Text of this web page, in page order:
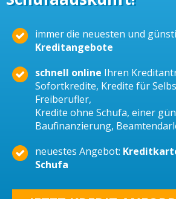
immer die neuesten und
Kreditangebote
schnell online Ihren
Sofortkredite, Kredite für
Freiberufler,
Kredite ohne Schufa, einer
Baufinanzierung,
neuestes Angebot:
Schufa